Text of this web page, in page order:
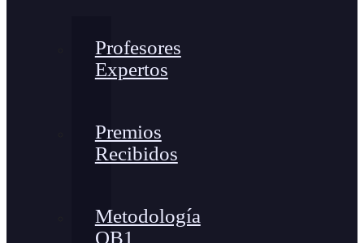
Profesores
Expertos
Premios
Recibidos
Metodología
OB1